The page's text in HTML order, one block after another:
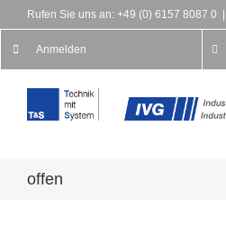
Rufen Sie uns an: +49 (0) 6157 8087 0
Anmelden
offen